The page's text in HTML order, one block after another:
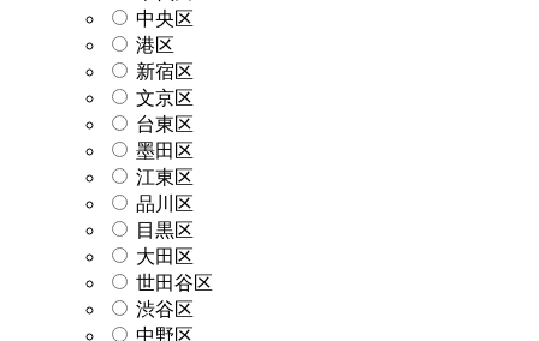
中央区
港区
新宿区
文京区
台東区
墨田区
江東区
品川区
目黒区
大田区
世田谷区
渋谷区
中野区